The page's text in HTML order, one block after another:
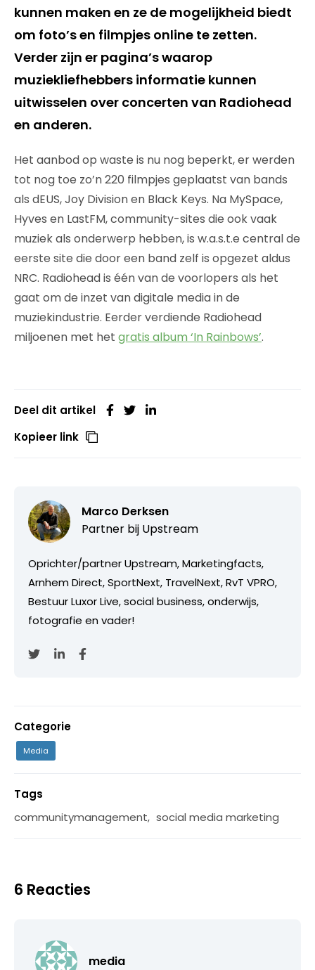
kunnen maken en ze de mogelijkheid biedt
om foto’s en filmpjes online te zetten.
Verder zijn er pagina’s waarop
muziekliefhebbers informatie kunnen
uitwisselen over concerten van Radiohead
en anderen.
Het aanbod op waste is nu nog beperkt, er werden
tot nog toe zo’n 220 filmpjes geplaatst van bands
als dEUS, Joy Division en Black Keys. Na MySpace,
Hyves en LastFM, community-sites die ook vaak
muziek als onderwerp hebben, is w.a.s.t.e central de
eerste site die door een band zelf is opgezet aldus
NRC. Radiohead is één van de voorlopers als het
gaat om de inzet van digitale media in de
muziekindustrie. Eerder verdiende Radiohead
miljoenen met het gratis album ‘In Rainbows’.
Deel dit artikel
Kopieer link
Marco Derksen
Partner bij Upstream
Oprichter/partner Upstream, Marketingfacts,
Arnhem Direct, SportNext, TravelNext, RvT VPRO,
Bestuur Luxor Live, social business, onderwijs,
fotografie en vader!
Categorie
Media
Tags
communitymanagement, social media marketing
6 Reacties
media